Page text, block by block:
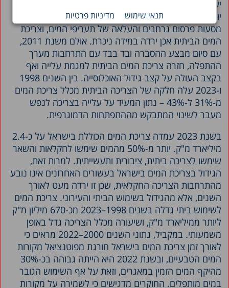
תנאי שימוש מדיניות פרטיות
יושמה בישראל מדיניות אקטיבית לחיסכון במים שכללה
מסעות פרסום נרחבים והעלאה של תעריפי המים, וצריכת
המים הביתית אכן ירדה במידה ניכרת. אולם משנת 2011,
עם סיום מבצע ההסברה ובד בבד עם התרחבות מערך
ההתפלה, חזרה צריכת המים הביתית למגמת עלייה ואף
בקצב העולה על קצב גידול האוכלוסייה. בין השנים 1998
ו-2023 עלה חלקה של הצריכה הביתית מכלל צריכת המים
מ-31% ל-43% – נתון המעיד על עלייה בצריכה לנפש
מעבר לשינוי המתבקש מההתפתחות הדמוגרפית.
בשנת 2023 עמדה צריכת המים הכוללת בישראל על כ-2.4
מיליארד מ"ק. יותר מ-50% מהמים שימשו לחקלאות והשאר
שימשו לצריכה ביתית, ציבורית ותעשייתית. למרות זאת,
הגידול בצריכת המים בישראל בעשורים האחרונים אינו נובע
מהתרחבות הצריכה החקלאית, שכן זו ירדה מעט לאורך
השנים, אלא מהגידול בשימוש הביתי והעירוני. צריכת המים
לשימוש ביתי גדלה בשנים 1998–2023 מכ-670 מיליון מ"ק
ליותר ממיליארד מ"ק, ושיעורה מכלל הצריכה גדל באופן
משמעותי. במקביל, נתוני השנים 2000–2022 מראים כי
לאורך זמן צריכת המים בישראל חורגת מפוטנציאל מקורות
המים הטבעיים, ובשנת 2022 היא הייתה גבוהה בכ-30%
מהיקף המים הזמין במאגרים, וזאת על אף השימוש הגובר
במים מותפלים. החוקרים מדגישים כי לשמירה על מקורות